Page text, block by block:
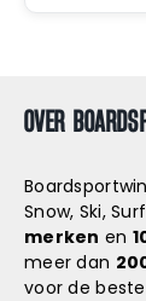
OVER
Snow, Ski,
merken en
meer dan
voor de beste